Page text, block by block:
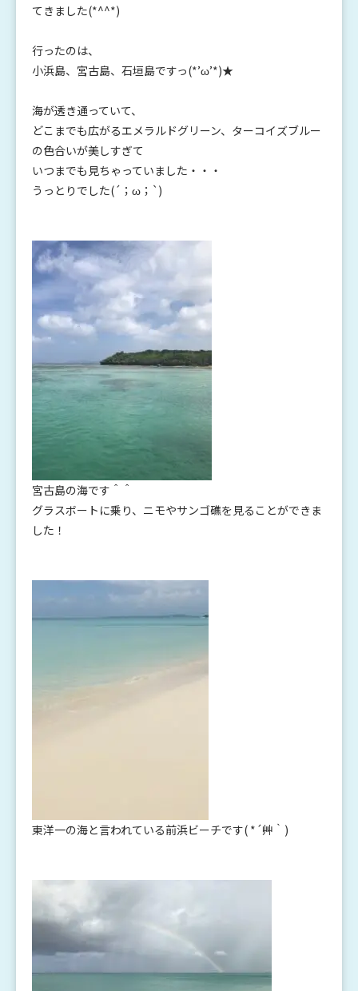
てきました(*^^*)
行ったのは、
小浜島、宮古島、石垣島ですっ(*’ω’*)★
海が透き通っていて、
どこまでも広がるエメラルドグリーン、ターコイズブルー
の色合いが美しすぎて
いつまでも見ちゃっていました・・・
うっとりでした(´；ω；`)
宮古島の海です＾＾
グラスボートに乗り、ニモやサンゴ礁を見ることができま
した！
東洋一の海と言われている前浜ビーチです( *´艸｀)